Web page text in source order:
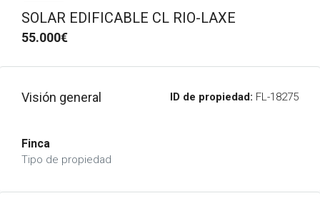
SOLAR EDIFICABLE CL RIO-LAXE
55.000€
Visión general ID de propiedad: FL-18275
Finca
Tipo de propiedad